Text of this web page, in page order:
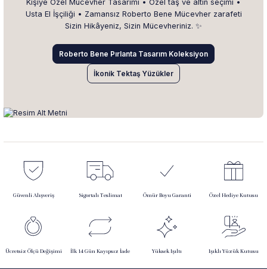
Kişiye Özel Mücevher Tasarımı • Özel taş ve altın seçimi •
Usta El İşçiliği • Zamansız Roberto Bene Mücevher zarafeti
Sizin Hikâyeniz, Sizin Mücevheriniz. ✨
Roberto Bene Pırlanta Tasarım Koleksiyon
İkonik Tektaş Yüzükler
Güvenli Alışveriş Sigortalı Teslimat Ömür Boyu Garanti Özel Hediye Kutusu
Ücretsiz Ölçü Değişimi İlk 14 Gün Kayıpsız İade Yüksek Işıltı Işıklı Yüzük Kutusu